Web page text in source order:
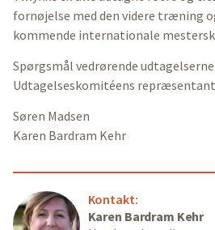
fornøjelse med den videre træning
kommende internationale
Spørgsmål vedrørende
Udtagelseskomitéens
Søren Madsen
Karen Bardram Kehr
Kontakt:
Karen Bardram Kehr